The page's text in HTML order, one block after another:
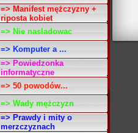
=> Manifest mężczyzny +
riposta kobiet
=> Nie nasladowac
=> Komputer a ...
=> Powiedzonka
informatyczne
=> 50 powodów...
=> Wady mężczyzn
=> Prawdy i mity o
merzczyznach